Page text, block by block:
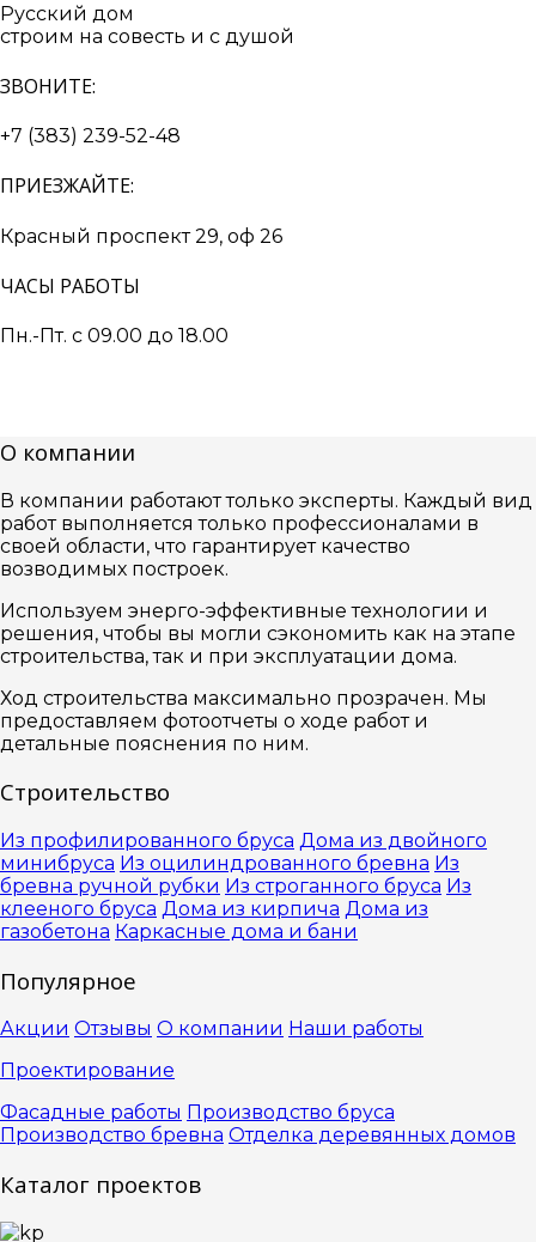
Русский дом
строим на совесть и с душой
ЗВОНИТЕ:
+7 (383) 239-52-48
ПРИЕЗЖАЙТЕ:
Красный проспект 29, оф 26
ЧАСЫ РАБОТЫ
Пн.-Пт. с 09.00 до 18.00
О компании
В компании работают только эксперты. Каждый вид
работ выполняется только профессионалами в
своей области, что гарантирует качество
возводимых построек.
Используем энерго-эффективные технологии и
решения, чтобы вы могли сэкономить как на этапе
строительства, так и при эксплуатации дома.
Ход строительства максимально прозрачен. Мы
предоставляем фотоотчеты о ходе работ и
детальные пояснения по ним.
Строительство
Из профилированного бруса Дома из двойного
минибруса Из оцилиндрованного бревна Из
бревна ручной рубки Из строганного бруса Из
клееного бруса Дома из кирпича Дома из
газобетона Каркасные дома и бани
Популярное
Акции Отзывы О компании Наши работы
Проектирование
Фасадные работы Производство бруса
Производство бревна Отделка деревянных домов
Каталог проектов